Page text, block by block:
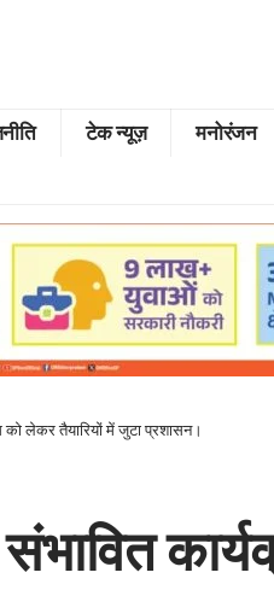
टेक न्यूज़ मनोरंजन
लेकर तैयारियों में जुटा प्रशासन।